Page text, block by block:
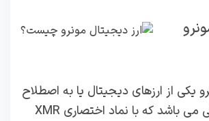
یکی از ارزهای دیجیتال یا به اصطلاح
پول های اینترنتی می باشد که با نماد اختصاری XMR